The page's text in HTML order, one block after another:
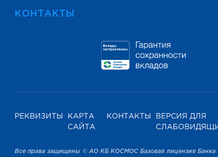
КОНТАКТЫ
РЕКВИЗИТЫ
КАРТА
САЙТА
КОНТАКТЫ
ВЕРСИЯ ДЛЯ
Все права защищены © АО КБ КОСМОС Базовая лицензия Банка